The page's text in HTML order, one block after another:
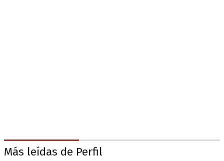
Más leídas de Perfil